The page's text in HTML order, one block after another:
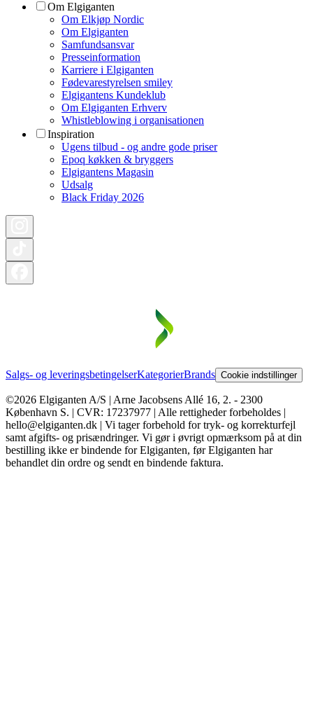
Om Elgiganten
Om Elkjøp Nordic
Om Elgiganten
Samfundsansvar
Presseinformation
Karriere i Elgiganten
Fødevarestyrelsen smiley
Elgigantens Kundeklub
Om Elgiganten Erhverv
Whistleblowing i organisationen
Inspiration
Ugens tilbud - og andre gode priser
Epoq køkken & bryggers
Elgigantens Magasin
Udsalg
Black Friday 2026
Salgs- og leveringsbetingelserKategorierBrands Cookie indstillinger
©2026 Elgiganten A/S | Arne Jacobsens Allé 16, 2. - 2300
København S. | CVR: 17237977 | Alle rettigheder forbeholdes |
hello@elgiganten.dk | Vi tager forbehold for tryk- og korrekturfejl
samt afgifts- og prisændringer. Vi gør i øvrigt opmærksom på at din
bestilling ikke er bindende for Elgiganten, før Elgiganten har
behandlet din ordre og sendt en bindende faktura.